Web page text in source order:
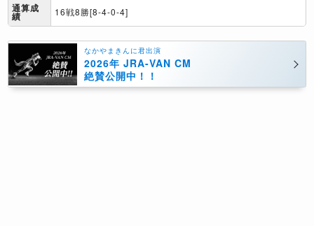
通算成
績 16戦8勝[8-4-0-4]
なかやまきんに君出演
2026年 JRA-VAN CM
絶賛公開中！！